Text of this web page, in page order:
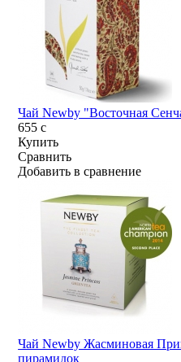
Чай Newby "Восточная
655c
Купить
Сравнить
Добавить в сравнение
Чай Newby Жасминовая
пирамидок